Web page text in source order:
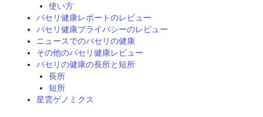
使い方
パセリ健康レポートのレビュー
パセリ健康プライバシーのレビュー
ニュースでのパセリの健康
その他のパセリ健康レビュー
パセリの健康の長所と短所
長所
短所
星雲ゲノミクス